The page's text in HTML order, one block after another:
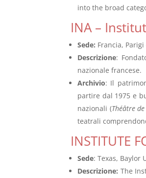
into the broad
INA –
Sede: Francia,
Descrizione:
nazionale francese.
Archivio: Il
partire dal 1975 e
nazionali (Théâtre
teatrali
INSTITUTE
Sede: Texas, Baylor
Descrizione: The